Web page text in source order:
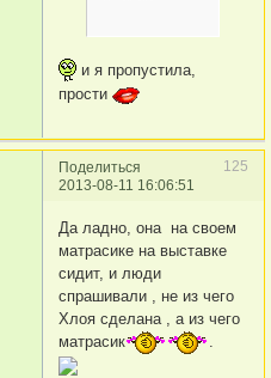
и я пропустила,
прости
Поделиться
125
2013-08-11 16:06:51
Да ладно, она на своем
матрасике на выставке
сидит, и люди
спрашивали , не из чего
Хлоя сделана , а из чего
матрасик
.